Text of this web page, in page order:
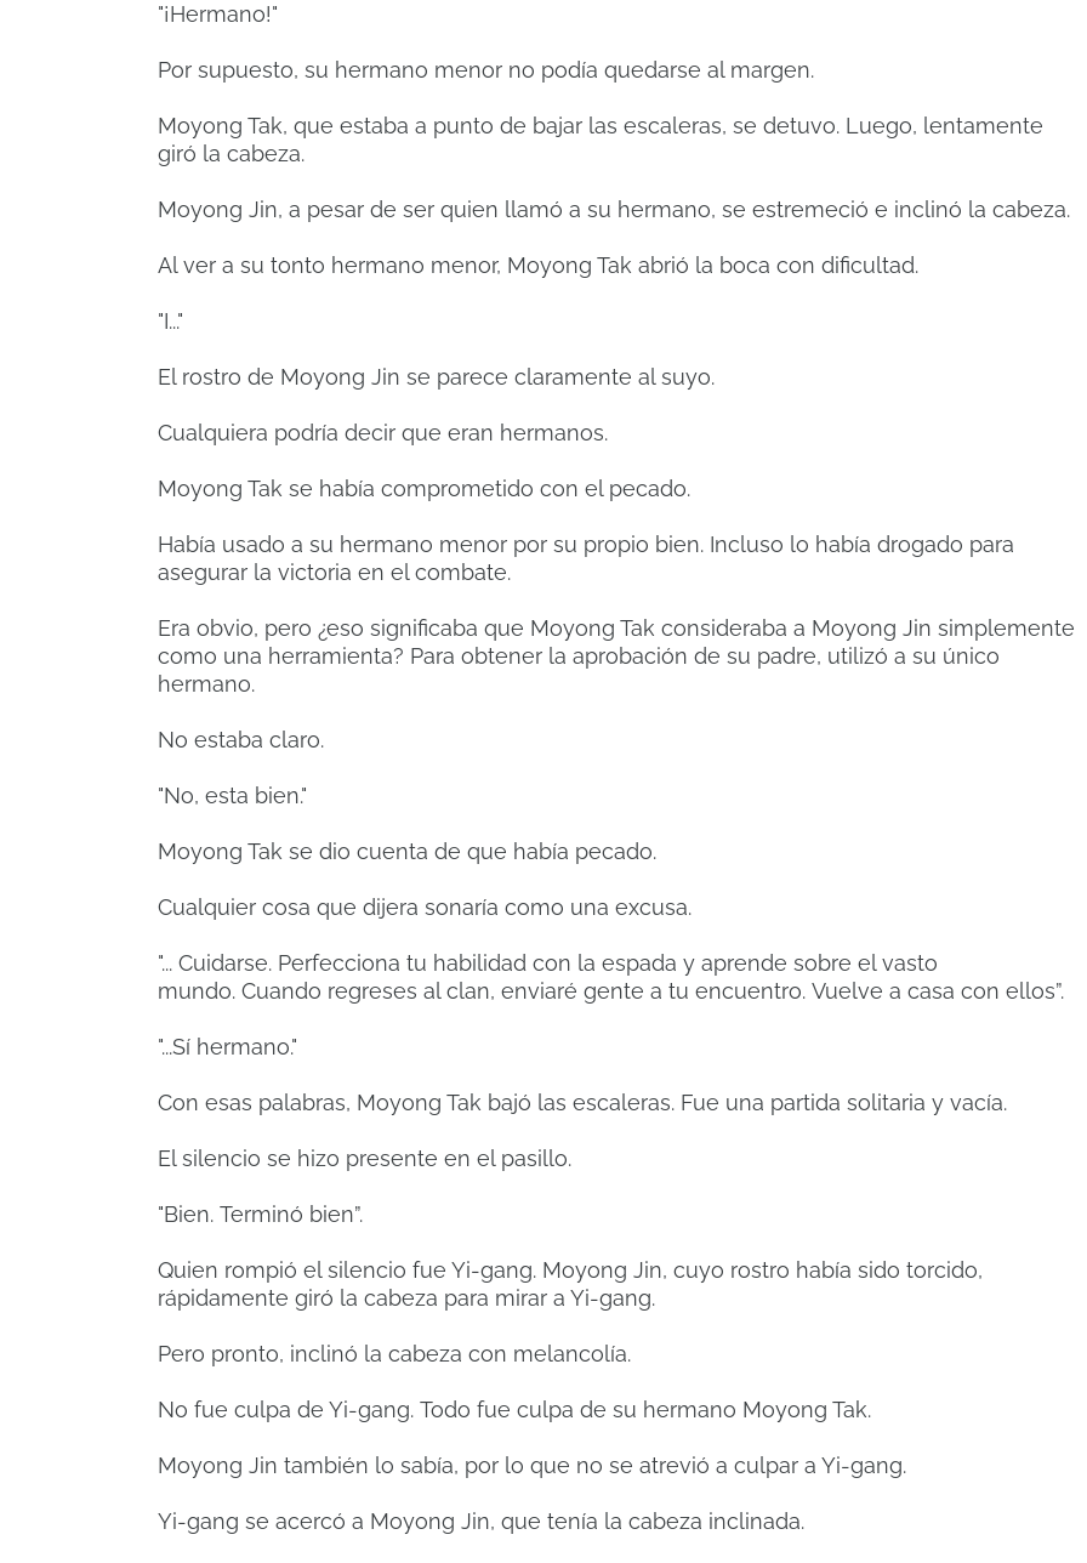
"¡Hermano!"
Por supuesto, su hermano menor no podía quedarse al margen.
Moyong Tak, que estaba a punto de bajar las escaleras, se detuvo. Luego, lentamente
giró la cabeza.
Moyong Jin, a pesar de ser quien llamó a su hermano, se estremeció e inclinó la cabeza.
Al ver a su tonto hermano menor, Moyong Tak abrió la boca con dificultad.
"I..."
El rostro de Moyong Jin se parece claramente al suyo.
Cualquiera podría decir que eran hermanos.
Moyong Tak se había comprometido con el pecado.
Había usado a su hermano menor por su propio bien. Incluso lo había drogado para
asegurar la victoria en el combate.
Era obvio, pero ¿eso significaba que Moyong Tak consideraba a Moyong Jin simplemente
como una herramienta? Para obtener la aprobación de su padre, utilizó a su único
hermano.
No estaba claro.
"No, esta bien."
Moyong Tak se dio cuenta de que había pecado.
Cualquier cosa que dijera sonaría como una excusa.
"... Cuidarse. Perfecciona tu habilidad con la espada y aprende sobre el vasto
mundo. Cuando regreses al clan, enviaré gente a tu encuentro. Vuelve a casa con ellos”.
"...Sí hermano."
Con esas palabras, Moyong Tak bajó las escaleras. Fue una partida solitaria y vacía.
El silencio se hizo presente en el pasillo.
"Bien. Terminó bien”.
Quien rompió el silencio fue Yi-gang. Moyong Jin, cuyo rostro había sido torcido,
rápidamente giró la cabeza para mirar a Yi-gang.
Pero pronto, inclinó la cabeza con melancolía.
No fue culpa de Yi-gang. Todo fue culpa de su hermano Moyong Tak.
Moyong Jin también lo sabía, por lo que no se atrevió a culpar a Yi-gang.
Yi-gang se acercó a Moyong Jin, que tenía la cabeza inclinada.